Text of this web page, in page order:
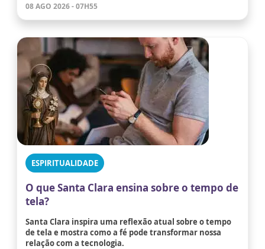
08 AGO 2026 - 07H55
ESPIRITUALIDADE
O que Santa Clara ensina sobre o tempo de
tela?
Santa Clara inspira uma reflexão atual sobre o tempo
de tela e mostra como a fé pode transformar nossa
relação com a tecnologia.